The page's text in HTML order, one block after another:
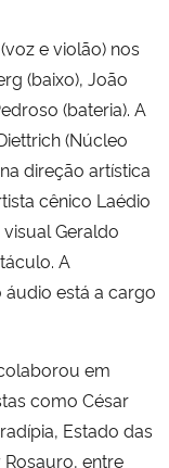
e violão) nos
(baixo), João
(bateria). A
(Núcleo
direção artística
cênico Laédio
Geraldo
A
áudio está a cargo
em
como César
Estado das
entre